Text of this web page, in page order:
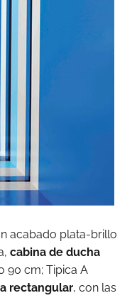
acabado plata-brillo
cabina de ducha
90 cm; Tipica A
rectangular, con las